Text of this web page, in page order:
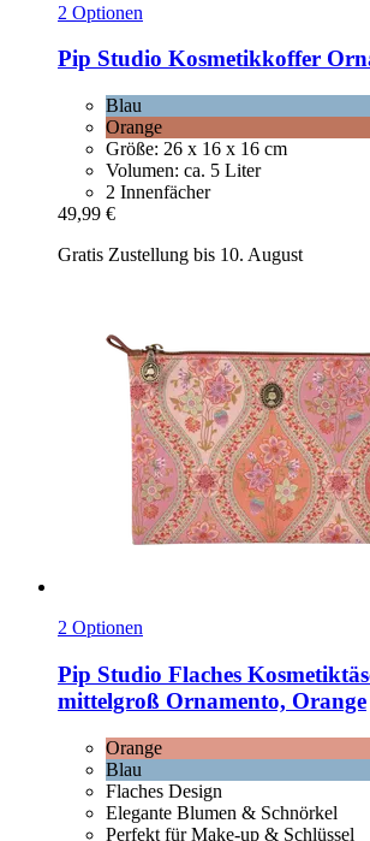
2 Optionen
Pip Studio Kosmetikkoffer
Blau
Orange
Größe: 26 x 16 x 16 cm
Volumen: ca. 5 Liter
2 Innenfächer
49,99 €
Gratis Zustellung bis 10. August
2 Optionen
Pip Studio Flaches
mittelgroß Ornamento, Orange
Orange
Blau
Flaches Design
Elegante Blumen & Schnörkel
Perfekt für Make-up & Schlüssel